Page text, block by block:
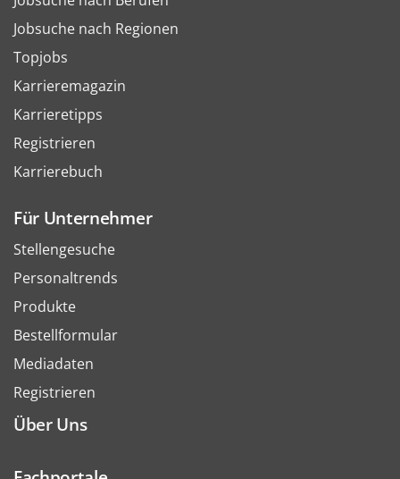
Jobsuche nach Regionen
Topjobs
Karrieremagazin
Karrieretipps
Registrieren
Karrierebuch
Für Unternehmer
Stellengesuche
Personaltrends
Produkte
Bestellformular
Mediadaten
Registrieren
Über Uns